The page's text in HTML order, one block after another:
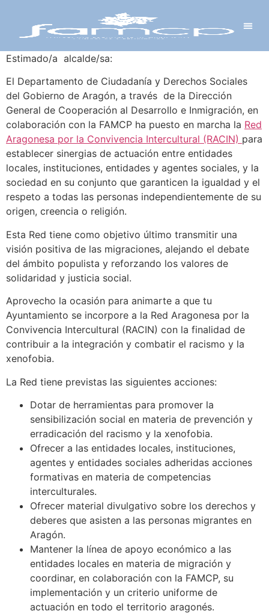
Estimado/a alcalde/sa:
El Departamento de Ciudadanía y Derechos Sociales
del Gobierno de Aragón, a través de la Dirección
General de Cooperación al Desarrollo e Inmigración, en
colaboración con la FAMCP ha puesto en marcha la Red
Aragonesa por la Convivencia Intercultural (RACIN) para
establecer sinergias de actuación entre entidades
locales, instituciones, entidades y agentes sociales, y la
sociedad en su conjunto que garanticen la igualdad y el
respeto a todas las personas independientemente de su
origen, creencia o religión.
Esta Red tiene como objetivo último transmitir una
visión positiva de las migraciones, alejando el debate
del ámbito populista y reforzando los valores de
solidaridad y justicia social.
Aprovecho la ocasión para animarte a que tu
Ayuntamiento se incorpore a la Red Aragonesa por la
Convivencia Intercultural (RACIN) con la finalidad de
contribuir a la integración y combatir el racismo y la
xenofobia.
La Red tiene previstas las siguientes acciones:
Dotar de herramientas para promover la
sensibilización social en materia de prevención y
erradicación del racismo y la xenofobia.
Ofrecer a las entidades locales, instituciones,
agentes y entidades sociales adheridas acciones
formativas en materia de competencias
interculturales.
Ofrecer material divulgativo sobre los derechos y
deberes que asisten a las personas migrantes en
Aragón.
Mantener la línea de apoyo económico a las
entidades locales en materia de migración y
coordinar, en colaboración con la FAMCP, su
implementación y un criterio uniforme de
actuación en todo el territorio aragonés.